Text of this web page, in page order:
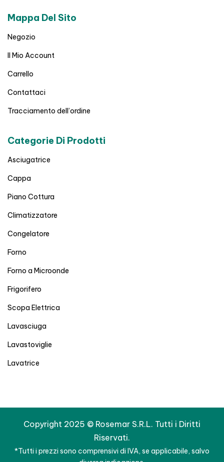
Mappa Del Sito
Negozio
Il Mio Account
Carrello
Contattaci
Tracciamento dell’ordine
Categorie Di Prodotti
Asciugatrice
Cappa
Piano Cottura
Climatizzatore
Congelatore
Forno
Forno a Microonde
Frigorifero
Scopa Elettrica
Lavasciuga
Lavastoviglie
Lavatrice
Copyright 2025 © Rosemar S.R.L. Tutti i Diritti
Riservati.
*Tutti i prezzi sono comprensivi di IVA, se applicabile, salvo